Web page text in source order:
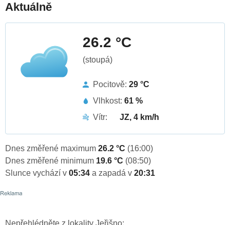
Aktuálně
26.2 °C
(stoupá)
Pocitově: 29 °C
Vlhkost: 61 %
Vítr:
JZ, 4 km/h
Dnes změřené maximum 26.2 °C (16:00)
Dnes změřené minimum 19.6 °C (08:50)
Slunce vychází v 05:34 a zapadá v 20:31